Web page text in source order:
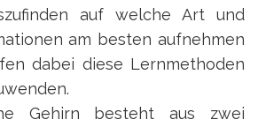
auf welche Art und
am besten aufnehmen
dabei diese Lernmethoden
Gehirn besteht aus zwei